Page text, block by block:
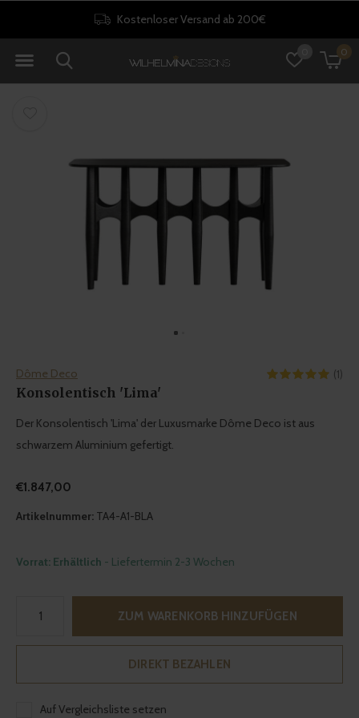
0
Kostenloser Versand ab 200€
Dôme Deco (1)
Konsolentisch 'Lima'
Der Konsolentisch 'Lima' der Luxusmarke Dôme Deco ist aus
schwarzem Aluminium gefertigt.
€1.847,00
Artikelnummer: TA4-A1-BLA
Vorrat: Erhältlich - Liefertermin 2-3 Wochen
ZUM WARENKORB HINZUFÜGEN
DIREKT BEZAHLEN
Auf Vergleichsliste setzen